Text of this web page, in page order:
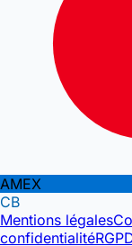
AMEX
CB
Mentions légales
confidentialité